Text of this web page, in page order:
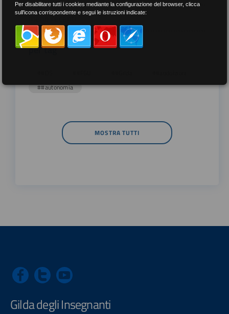
meno recenti
per tag
##autonomia
MOSTRA TUTTI
Gilda degli Insegnanti
Per disabilitare tutti i cookies mediante la configurazione del browser, clicca
sull'icona corrispondente e segui le istruzioni indicate: